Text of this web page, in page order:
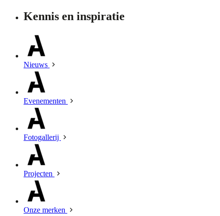
Kennis en inspiratie
Nieuws
Evenementen
Fotogallerij
Projecten
Onze merken